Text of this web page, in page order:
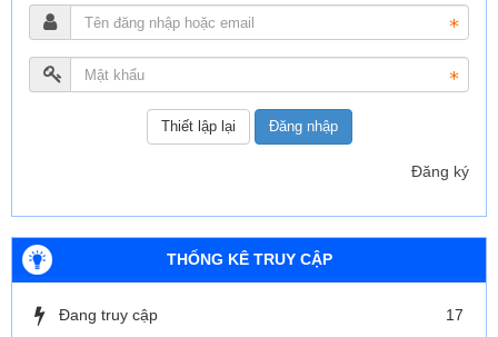
Đăng nhập
Đăng ký
THỐNG KÊ TRUY CẬP
Đang truy cập 17